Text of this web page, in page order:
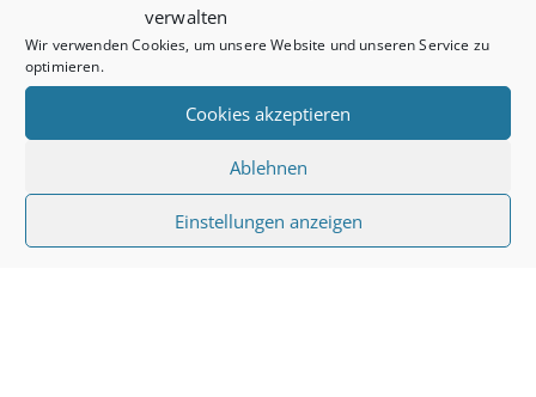
verwalten
Wir verwenden Cookies, um unsere Website und unseren Service zu
optimieren.
Cookies akzeptieren
Ablehnen
Einstellungen anzeigen